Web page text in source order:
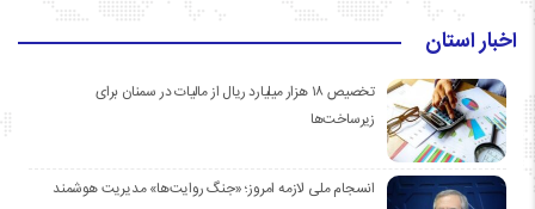
اخبار استان
تخصیص ۱۸ هزار میلیارد ریال از مالیات در سمنان برای
زیرساخت‌ها
انسجام ملی لازمه امروز؛ «جنگ روایت‌ها» مدیریت هوشمند